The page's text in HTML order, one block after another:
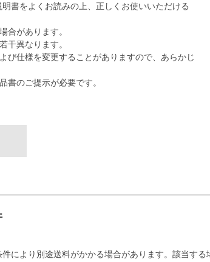
書をよくお読みの上、正しくお使いいただける
合があります。
干異なります。
び仕様を変更することがありますので、あらかじ
書のご提示が必要です。
により別途送料がかかる場合があります。該当する